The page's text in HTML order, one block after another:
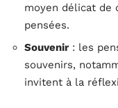
moyen délicat de
pensées.
Souvenir: les
souvenirs,
invitent à la